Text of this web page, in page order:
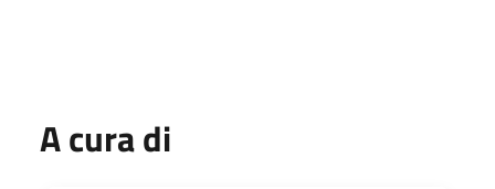
A cura di